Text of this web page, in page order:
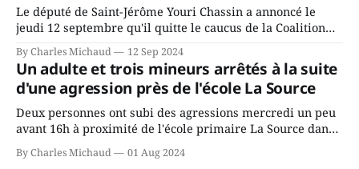
Le député de Saint-Jérôme Youri Chassin a annoncé le
jeudi 12 septembre qu'il quitte le caucus de la Coalition
gouvernement de la CAQ, surtout de son incapacité, qu'il
juge chronique, à offrir des
By Charles Michaud 12 Sep 2024
Un adulte et trois mineurs arrêtés à la suite
d'une agression près de l'école La Source
Deux personnes ont subi des agressions mercredi un peu
avant 16h à proximité de l'école primaire La Source dans
victimes aurait été écrasée sous un véhicule et aspergée
By Charles Michaud 01 Aug 2024